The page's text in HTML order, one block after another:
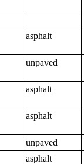
asphalt
unpaved
asphalt
asphalt
unpaved
asphalt